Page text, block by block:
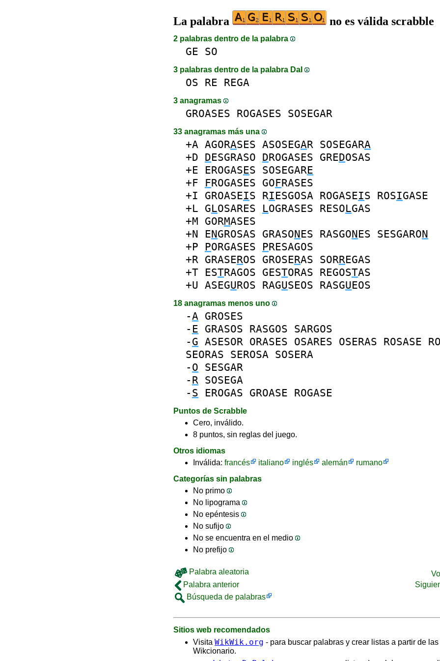
La palabra no es válida scrabble
2 palabras dentro de la palabra
GE SO
3 palabras dentro de la palabra DaI
OS RE REGA
3 anagramas
GROASES ROGASES SOSEGAR
33 anagramas más una
+A AGORASES ASOSEGAR SOSEGARA
+D DESGRASO DROGASES GREDOSAS
+E EROGASES SOSEGARE
+F FROGASES GOFRASES
+I GROASEIS RIESGOSA ROGASEIS ROSIGASE
+L GLOSARES LOGRASES RESOLGAS
+M GORMASES
+N ENGROSAS GRASONES RASGONES SESGARON
+P PORGASES PRESAGOS
+R GRASEROS GROSERAS SORREGAS
+T ESTRAGOS GESTORAS REGOSTAS
+U ASEGUROS RAGUSEOS RASGUEOS
18 anagramas menos uno
-A GROSES
- E GRASOS RASGOS SARGOS
- G ASESOR ORASES OSARES OSERAS ROSASE
SEORAS SEROSA SOSERA
- O SESGAR
- R SOSEGA
- S EROGAS GROASE ROGASE
Puntos de Scrabble
Cero, inválido.
8 puntos, sin reglas del juego.
Otros idiomas
Inválida: francés italiano inglés alemán
rumano
Categorías sin palabras
No primo
No lipograma
No epéntesis
No sufijo
No se encuentra en el medio
No prefijo
Palabra aleatoria
Palabra anterior
Búsqueda de palabras
Sitios web recomendados
Visita WikWik.org - para buscar palabras y crear listas a partir de
Wikcionario.